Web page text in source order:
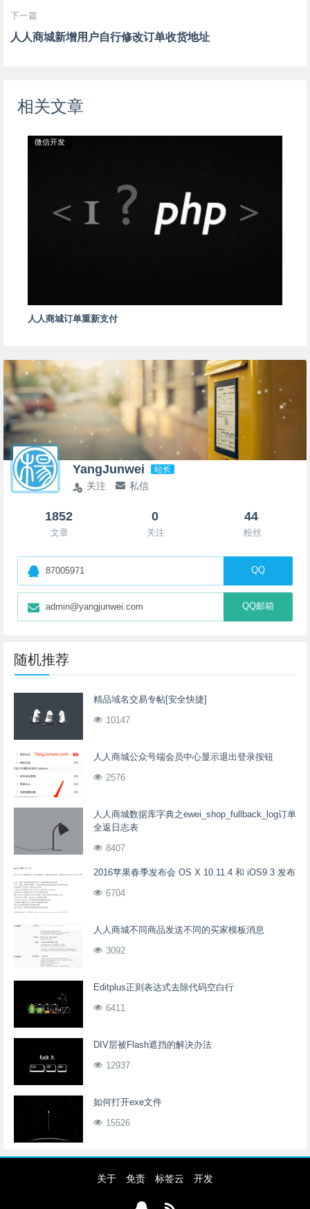
下一篇
人人商城新增用户自行修改订单收货地址
相关文章
微信开发
人人商城订单重新支付
YangJunwei 站长
关注 私信
1852
文章
0
关注
44
粉丝
87005971 QQ
admin@yangjunwei.com QQ邮箱
随机推荐
精品域名交易专帖[安全快捷]
10147
人人商城公众号端会员中心显示退出登录按钮
2576
人人商城数据库字典之ewei_shop_fullback_log订单
全返日志表
8407
2016苹果春季发布会 OS X 10.11.4 和 iOS9.3 发布
6704
人人商城不同商品发送不同的买家模板消息
3092
Editplus正则表达式去除代码空白行
6411
DIV层被Flash遮挡的解决办法
12937
如何打开exe文件
15526
关于 免责 标签云 开发